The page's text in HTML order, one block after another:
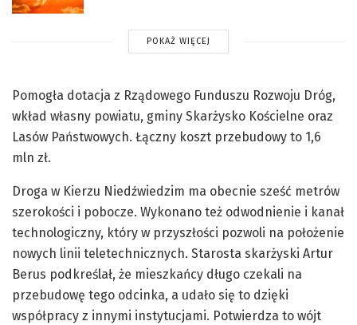
POKAŻ WIĘCEJ
Pomogła dotacja z Rządowego Funduszu Rozwoju Dróg,
wkład własny powiatu, gminy Skarżysko Kościelne oraz
Lasów Państwowych. Łączny koszt przebudowy to 1,6
mln zł.
Droga w Kierzu Niedźwiedzim ma obecnie sześć metrów
szerokości i pobocze. Wykonano też odwodnienie i kanał
technologiczny, który w przyszłości pozwoli na położenie
nowych linii teletechnicznych. Starosta skarżyski Artur
Berus podkreślał, że mieszkańcy długo czekali na
przebudowę tego odcinka, a udało się to dzięki
współpracy z innymi instytucjami. Potwierdza to wójt